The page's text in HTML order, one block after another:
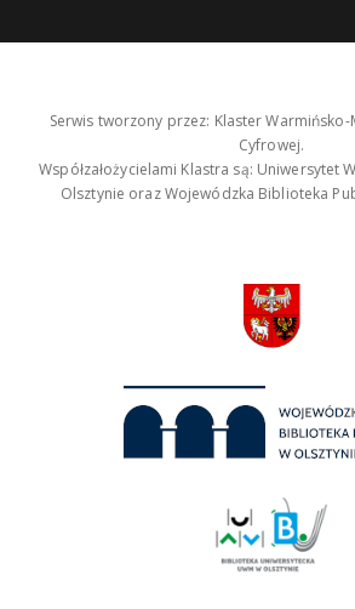
Serwis tworzony przez: Klaster
Cyfrowej.
Współzałożycielami Klastra są: Uniwersytet
Olsztynie oraz Wojewódzka Biblioteka